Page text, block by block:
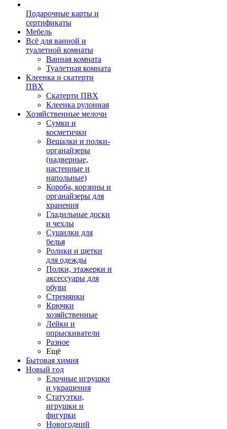
Подарочные карты и
сертификаты
Мебель
Всё для ванной и
туалетной комнаты
Ванная комната
Туалетная комната
Клеенка и скатерти
ПВХ
Скатерти ПВХ
Клеенка рулонная
Хозяйственные мелочи
Сумки и
косметички
Вешалки и полки-
органайзеры
(надверные,
настенные и
напольные)
Короба, корзины и
органайзеры для
хранения
Гладильные доски
и чехлы
Сушилки для
белья
Ролики и щетки
для одежды
Полки, этажерки и
аксессуары для
обуви
Стремянки
Крючки
хозяйственные
Лейки и
опрыскиватели
Разное
Ещё
Бытовая химия
Новый год
Елочные игрушки
и украшения
Статуэтки,
игрушки и
фигурки
Новогодний